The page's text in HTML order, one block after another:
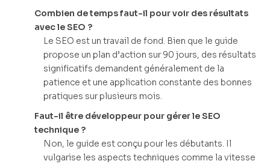
Combien de temps faut-il pour voir des résultats
avec le SEO ?
Le SEO est un travail de fond. Bien que le guide
propose un plan d’action sur 90 jours, des résultats
significatifs demandent généralement de la
patience et une application constante des bonnes
pratiques sur plusieurs mois.
Faut-il être développeur pour gérer le SEO
technique ?
Non, le guide est conçu pour les débutants. Il
vulgarise les aspects techniques comme la vitesse